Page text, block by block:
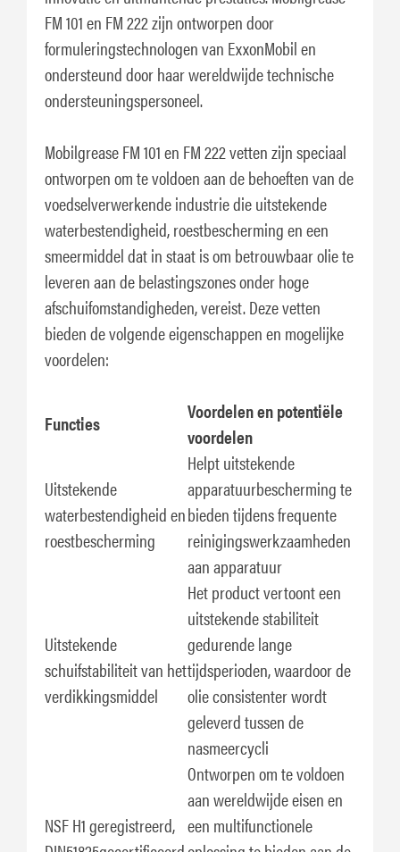
FM 101 en FM 222 zijn ontworpen door
formuleringstechnologen van ExxonMobil en
ondersteund door haar wereldwijde technische
ondersteuningspersoneel.
Mobilgrease FM 101 en FM 222 vetten zijn speciaal
ontworpen om te voldoen aan de behoeften van de
voedselverwerkende industrie die uitstekende
waterbestendigheid, roestbescherming en een
smeermiddel dat in staat is om betrouwbaar olie te
leveren aan de belastingszones onder hoge
afschuifomstandigheden, vereist. Deze vetten
bieden de volgende eigenschappen en mogelijke
voordelen:
Functies
Voordelen en potentiële
voordelen
Uitstekende
waterbestendigheid en
roestbescherming
Helpt uitstekende
apparatuurbescherming te
bieden tijdens frequente
reinigingswerkzaamheden
aan apparatuur
Uitstekende
schuifstabiliteit van het
verdikkingsmiddel
Het product vertoont een
uitstekende stabiliteit
gedurende lange
tijdsperioden, waardoor de
olie consistenter wordt
geleverd tussen de
nasmeercycli
NSF H1 geregistreerd,
Ontworpen om te voldoen
aan wereldwijde eisen en
een multifunctionele